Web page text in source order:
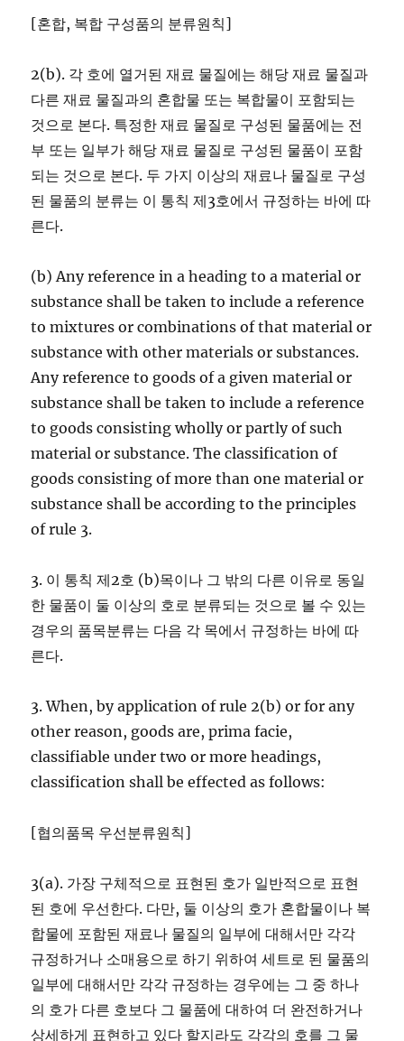
[혼합, 복합 구성품의 분류원칙]
2(b). 각 호에 열거된 재료 물질에는 해당 재료 물질과
다른 재료 물질과의 혼합물 또는 복합물이 포함되는
것으로 본다. 특정한 재료 물질로 구성된 물품에는 전
부 또는 일부가 해당 재료 물질로 구성된 물품이 포함
되는 것으로 본다. 두 가지 이상의 재료나 물질로 구성
된 물품의 분류는 이 통칙 제3호에서 규정하는 바에 따
른다.
(b) Any reference in a heading to a material or
substance shall be taken to include a reference
to mixtures or combinations of that material or
substance with other materials or substances.
Any reference to goods of a given material or
substance shall be taken to include a reference
to goods consisting wholly or partly of such
material or substance. The classification of
goods consisting of more than one material or
substance shall be according to the principles
of rule 3.
3. 이 통칙 제2호 (b)목이나 그 밖의 다른 이유로 동일
한 물품이 둘 이상의 호로 분류되는 것으로 볼 수 있는
경우의 품목분류는 다음 각 목에서 규정하는 바에 따
른다.
3. When, by application of rule 2(b) or for any
other reason, goods are, prima facie,
classifiable under two or more headings,
classification shall be effected as follows:
[협의품목 우선분류원칙]
3(a). 가장 구체적으로 표현된 호가 일반적으로 표현
된 호에 우선한다. 다만, 둘 이상의 호가 혼합물이나 복
합물에 포함된 재료나 물질의 일부에 대해서만 각각
규정하거나 소매용으로 하기 위하여 세트로 된 물품의
일부에 대해서만 각각 규정하는 경우에는 그 중 하나
의 호가 다른 호보다 그 물품에 대하여 더 완전하거나
상세하게 표현하고 있다 할지라도 각각의 호를 그 물